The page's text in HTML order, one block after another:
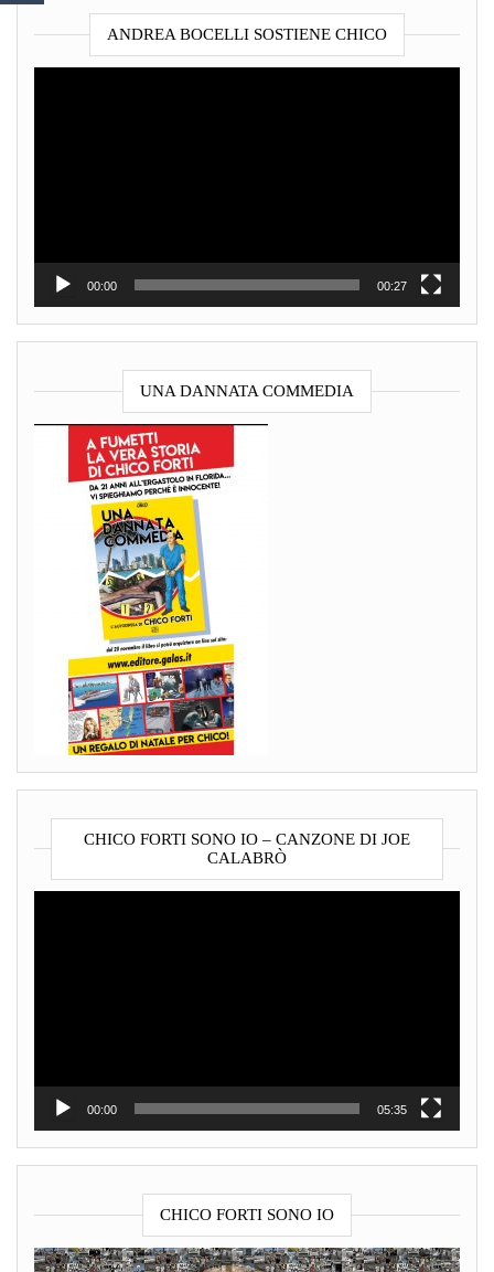
ANDREA BOCELLI SOSTIENE CHICO
00:00 00:27
UNA DANNATA COMMEDIA
CHICO FORTI SONO IO – CANZONE DI JOE
CALABRÒ
00:00 05:35
CHICO FORTI SONO IO